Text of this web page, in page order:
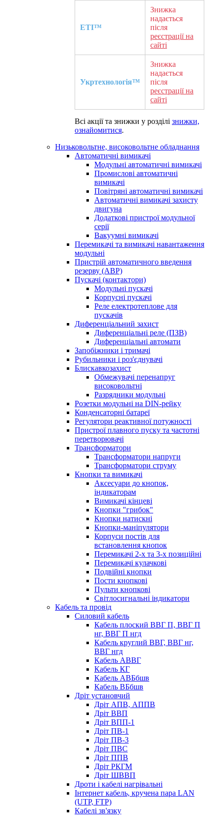
ETI™
Знижка
надається
після
реєстрації на
сайті
Укртехнологія™
Знижка
надається
після
реєстрації на
сайті
Всі акції та знижки у розділі знижки,
ознайомитися.
Низьковольтне, високовольтне обладнання
Автоматичні вимикачі
Модульні автоматичні вимикачі
Промислові автоматичні
вимикачі
Повітряні автоматичні вимикачі
Автоматичні вимикачі захисту
двигуна
Додаткові пристрої модульної
серії
Вакуумні вимикачі
Перемикачі та вимикачі навантаження
модульні
Пристрій автоматичного введення
резерву (АВР)
Пускачі (контактори)
Модульні пускачі
Корпусні пускачі
Реле електротеплове для
пускачів
Диференціальний захист
Диференціальні реле (ПЗВ)
Диференціальні автомати
Запобіжники і тримачі
Рубильники і роз'єднувачі
Блискавкозахист
Обмежувачі перенапруг
високовольтні
Разрядники модульні
Розетки модульні на DIN-рейку
Конденсаторні батареї
Регулятори реактивної потужності
Пристрої плавного пуску та частотні
перетворювачі
Трансформатори
Трансформатори напруги
Трансформатори струму
Кнопки та вимикачі
Аксесуари до кнопок,
індикаторам
Вимикачі кінцеві
Кнопки "грибок"
Кнопки натискні
Кнопки-маніпулятори
Корпуси постів для
встановлення кнопок
Перемикачі 2-х та 3-х позиційні
Перемикачі кулачкові
Подвійні кнопки
Пости кнопкові
Пульти кнопкові
Світлосигнальні індикатори
Кабель та провід
Силовий кабель
Кабель плоский ВВГ П, ВВГ П
нг, ВВГ П нгд
Кабель круглий ВВГ, ВВГ нг,
ВВГ нгд
Кабель АВВГ
Кабель КГ
Кабель АВБбшв
Кабель ВБбшв
Дріт установчий
Дріт АПВ, АППВ
Дріт ВВП
Дріт ВПП-1
Дріт ПВ-1
Дріт ПВ-3
Дріт ПВС
Дріт ППВ
Дріт РКГМ
Дріт ШВВП
Дроти і кабелі нагрівальні
Інтернет кабель, кручена пара LAN
(UTP, FTP)
Кабелі зв'язку